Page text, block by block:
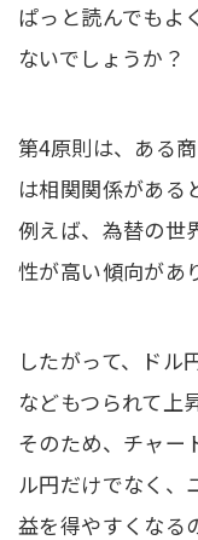
ぱっと読んでもよ
ないでしょうか？
第4原則は、ある
は相関関係がある
例えば、為替の世
性が高い傾向があ
したがって、ドル
などもつられて上
そのため、チャー
ル円だけでなく、
益を得やすくなる